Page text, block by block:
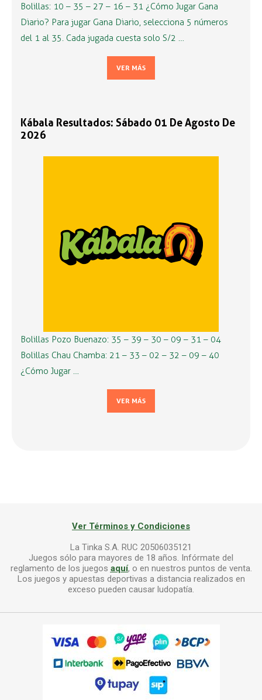
Bolillas: 10 – 35 – 27 – 16 – 31 ¿Cómo Jugar Gana
Diario? Para jugar Gana Diario, selecciona 5 números
del 1 al 35. Cada jugada cuesta solo S/2 …
VER MÁS
Kábala Resultados: Sábado 01 De Agosto De
2026
Bolillas Pozo Buenazo: 35 – 39 – 30 – 09 – 31 – 04
Bolillas Chau Chamba: 21 – 33 – 02 – 32 – 09 – 40
¿Cómo Jugar …
VER MÁS
Ver Términos y Condiciones
La Tinka S.A. RUC 20506035121
Juegos sólo para mayores de 18 años. Infórmate del
reglamento de los juegos aquí, o en nuestros puntos de venta.
Los juegos y apuestas deportivas a distancia realizados en
exceso pueden causar ludopatía.